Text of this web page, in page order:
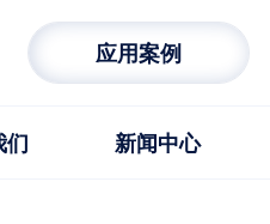
应用案例
们 新闻中心